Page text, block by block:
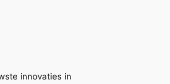
innovaties in